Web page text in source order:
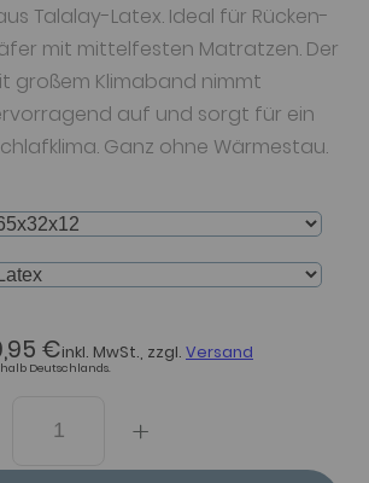
Talalay-Latex. Ideal für Rücken-
mit mittelfesten Matratzen. Der
großem Klimaband nimmt
auf und sorgt für ein
Ganz ohne Wärmestau.
€inkl. MwSt., zzgl. Versand
Deutschlands.